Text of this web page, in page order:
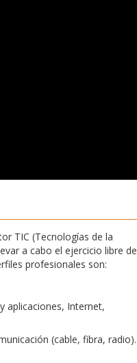
TIC (Tecnologías de la
a cabo el ejercicio libre de
profesionales son:
aplicaciones, Internet,
(cable, fibra, radio).